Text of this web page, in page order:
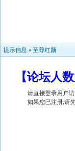
提示信息 » 至尊红颜
【论坛人
请直接登录用户
如果您已注册,请